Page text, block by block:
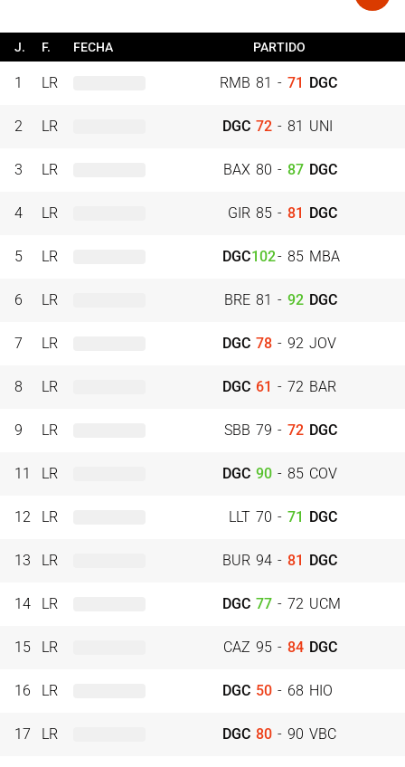
J. F. FECHA PARTIDO
1 LR RMB 81 - 71 DGC
2 LR DGC 72 - 81 UNI
3 LR BAX 80 - 87 DGC
4 LR GIR 85 - 81 DGC
5 LR DGC102- 85 MBA
6 LR BRE 81 - 92 DGC
7 LR DGC 78 - 92 JOV
8 LR DGC 61 - 72 BAR
9 LR SBB 79 - 72 DGC
11 LR DGC 90 - 85 COV
12 LR LLT 70 - 71 DGC
13 LR BUR 94 - 81 DGC
14 LR DGC 77 - 72 UCM
15 LR CAZ 95 - 84 DGC
16 LR DGC 50 - 68 HIO
17 LR DGC 80 - 90 VBC